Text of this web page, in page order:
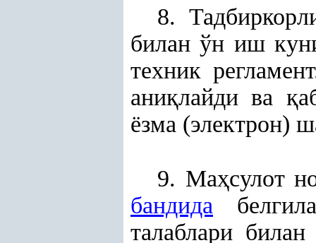
8.
билан ўн иш
техник
аниқлайди ва қ
ёзма (электрон)
9. Маҳсулот
бандида
талаблари